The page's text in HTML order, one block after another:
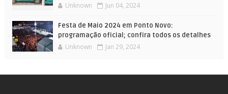
Unknown Jun 04, 2024
Festa de Maio 2024 em Ponto Novo:
programação oficial; confira todos os detalhes
Unknown Jan 29, 2024